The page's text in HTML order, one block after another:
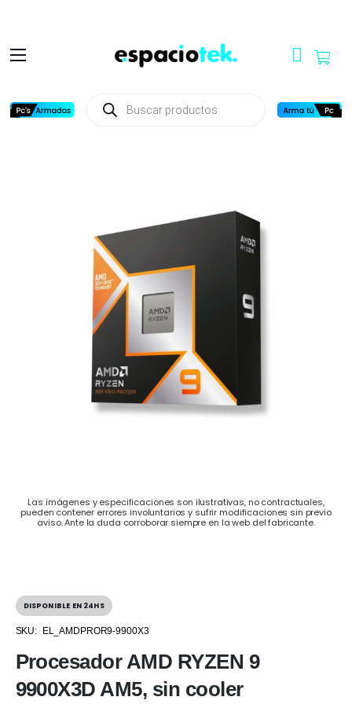
productos
Las imágenes y especificaciones son ilustrativas, no contractuales,
pueden contener errores involuntarios y sufrir modificaciones sin previo
aviso. Ante la duda corroborar siempre en la web del fabricante.
DISPONIBLE EN 24HS
SKU: EL_AMDPROR9-9900X3
Procesador AMD RYZEN 9
9900X3D AM5, sin cooler